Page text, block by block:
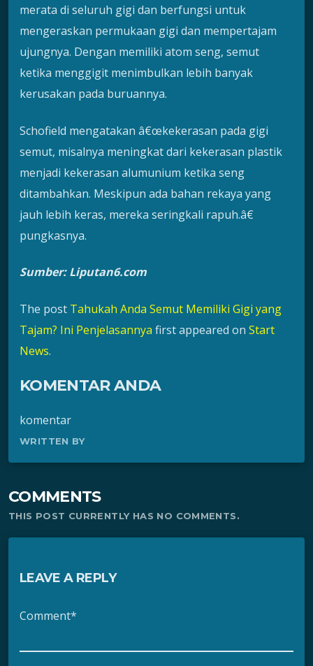
merata di seluruh gigi dan berfungsi untuk
mengeraskan permukaan gigi dan mempertajam
ujungnya. Dengan memiliki atom seng, semut
ketika menggigit menimbulkan lebih banyak
kerusakan pada buruannya.
Schofield mengatakan â€œkekerasan pada gigi
semut, misalnya meningkat dari kekerasan plastik
menjadi kekerasan alumunium ketika seng
ditambahkan. Meskipun ada bahan rekaya yang
jauh lebih keras, mereka seringkali rapuh.â€
pungkasnya.
Sumber: Liputan6.com
The post Tahukah Anda Semut Memiliki Gigi yang
Tajam? Ini Penjelasannya first appeared on Start
News.
KOMENTAR ANDA
komentar
WRITTEN BY
COMMENTS
THIS POST CURRENTLY HAS NO COMMENTS.
LEAVE A REPLY
Comment*